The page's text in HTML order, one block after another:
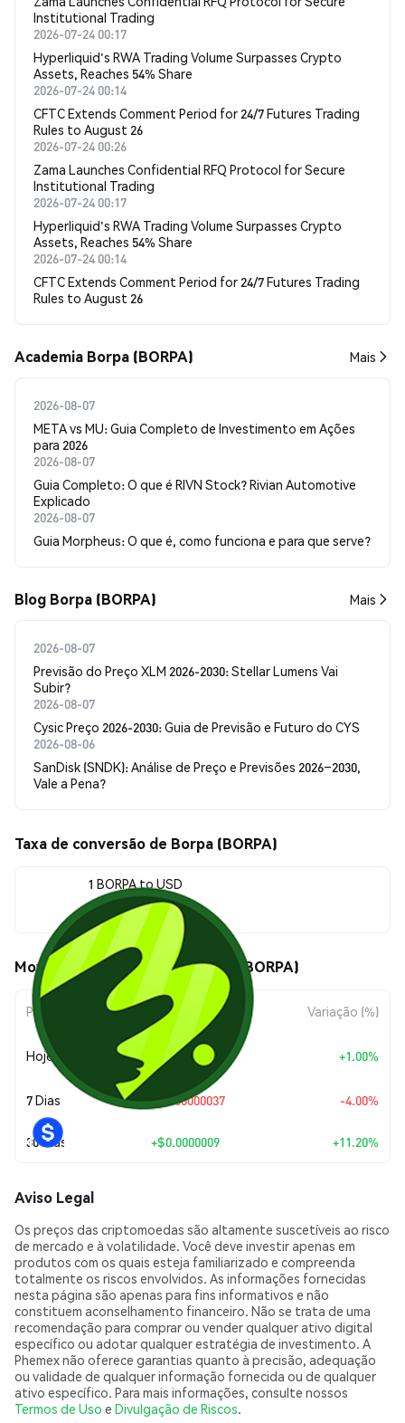
Institutional Trading
2026-07-24 00:17
Hyperliquid's RWA Trading Volume Surpasses Crypto
Assets, Reaches 54% Share
2026-07-24 00:14
CFTC Extends Comment Period for 24/7 Futures Trading
Rules to August 26
2026-07-24 00:26
Zama Launches Confidential RFQ Protocol for Secure
Institutional Trading
2026-07-24 00:17
Hyperliquid's RWA Trading Volume Surpasses Crypto
Assets, Reaches 54% Share
2026-07-24 00:14
CFTC Extends Comment Period for 24/7 Futures Trading
Rules to August 26
Academia Borpa (BORPA) Mais
2026-08-07
META vs MU: Guia Completo de Investimento em Ações
para 2026
2026-08-07
Guia Completo: O que é RIVN Stock? Rivian Automotive
Explicado
2026-08-07
Guia Morpheus: O que é, como funciona e para que serve?
Blog Borpa (BORPA) Mais
2026-08-07
Previsão do Preço XLM 2026-2030: Stellar Lumens Vai
Subir?
2026-08-07
Cysic Preço 2026-2030: Guia de Previsão e Futuro do CYS
2026-08-06
SanDisk (SNDK): Análise de Preço e Previsões 2026–2030,
Vale a Pena?
Taxa de conversão de Borpa (BORPA)
1 BORPA to USD
$0.00000891
Movimentos de preço de Borpa (BORPA)
Período Variação do Valor Variação (%)
Hoje $0.0 8821 +1.00%
7 Dias $-0.00000037 -4.00%
30 Dias +$0.0000009 +11.20%
Aviso Legal
Os preços das criptomoedas são altamente suscetíveis ao risco
de mercado e à volatilidade. Você deve investir apenas em
produtos com os quais esteja familiarizado e compreenda
totalmente os riscos envolvidos. As informações fornecidas
nesta página são apenas para fins informativos e não
constituem aconselhamento financeiro. Não se trata de uma
recomendação para comprar ou vender qualquer ativo digital
específico ou adotar qualquer estratégia de investimento. A
Phemex não oferece garantias quanto à precisão, adequação
ou validade de qualquer informação fornecida ou de qualquer
ativo específico. Para mais informações, consulte nossos
Termos de Uso e Divulgação de Riscos.